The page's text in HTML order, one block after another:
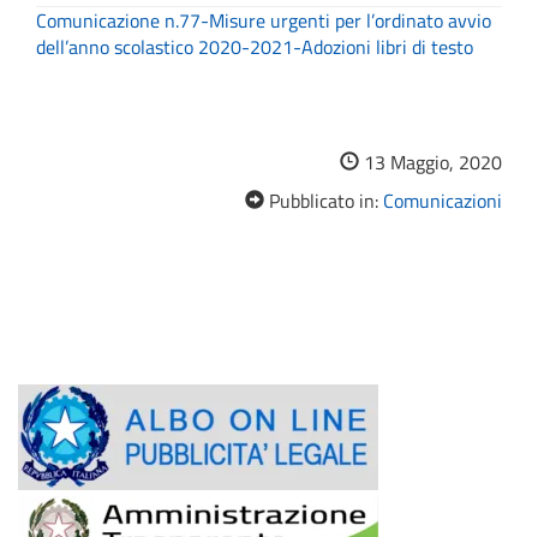
Comunicazione n.77-Misure urgenti per l’ordinato avvio
dell’anno scolastico 2020-2021-Adozioni libri di testo
13 Maggio, 2020
Pubblicato in: Comunicazioni